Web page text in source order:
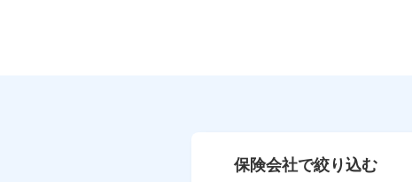
保険会社で絞り込む